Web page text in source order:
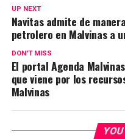
UP NEXT
Navitas admite de
petrolero en Malvinas a
DON'T MISS
El portal Agenda
que viene por los
Malvinas